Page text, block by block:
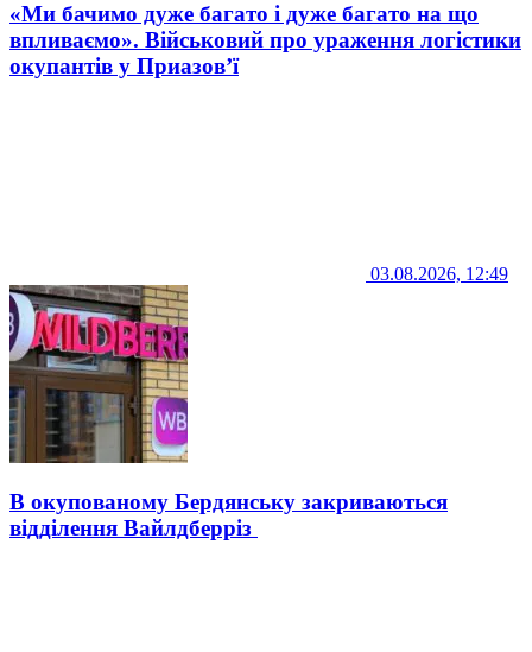
«Ми бачимо дуже багато і дуже багато на що
впливаємо». Військовий про ураження логістики
окупантів у Приазов’ї
03.08.2026, 12:49
В окупованому Бердянську закриваються
відділення Вайлдберріз